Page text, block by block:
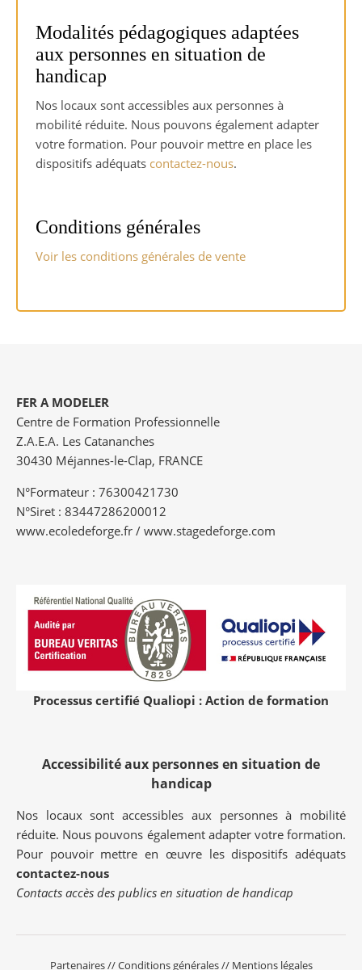
Modalités pédagogiques adaptées
aux personnes en situation de
handicap
Nos locaux sont accessibles aux personnes à
mobilité réduite. Nous pouvons également adapter
votre formation. Pour pouvoir mettre en place les
dispositifs adéquats contactez-nous.
Conditions générales
Voir les conditions générales de vente
FER A MODELER
Centre de Formation Professionnelle
Z.A.E.A. Les Catananches
30430 Méjannes-le-Clap, FRANCE
N°Formateur : 76300421730
N°Siret : 83447286200012
www.ecoledeforge.fr / www.stagedeforge.com
Processus certifié Qualiopi : Action de formation
Accessibilité aux personnes en situation de
handicap
Nos locaux sont accessibles aux personnes à mobilité
réduite. Nous pouvons également adapter votre formation.
Pour pouvoir mettre en œuvre les dispositifs adéquats
contactez-nous
Contacts accès des publics en situation de handicap
Partenaires//Conditions générales// Mentions légales